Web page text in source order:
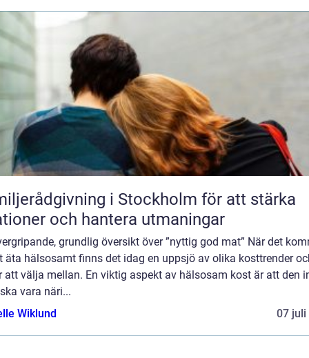
i Stockholm för att stärka
och hantera utmaningar
grundlig översikt över ”nyttig god mat” När det
äta hälsosamt finns det idag en uppsjö av olika kosttrender
att välja mellan. En viktig aspekt av hälsosam kost är att den
vara näri...
Wiklund
07 juli